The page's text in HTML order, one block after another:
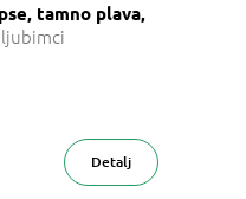
tamno plava,
Detalj